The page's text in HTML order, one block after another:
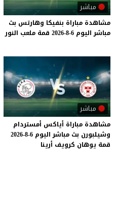
مباشر
مشاهدة مباراة بنفيكا وهارتس بث
مباشر اليوم 6-8-2026 قمة ملعب النور
مباشر
مشاهدة مباراة أياكس أمستردام
وشيلبورن بث مباشر اليوم 6-8-2026
قمة يوهان كرويف أرينا